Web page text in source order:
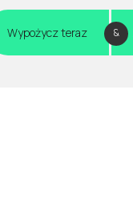
Wypożycz teraz